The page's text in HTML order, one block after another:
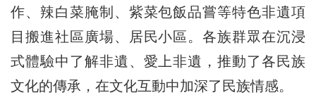
作、辣白菜腌制、紫菜包飯品嘗等特色非遺項
目搬進社區廣場、居民小區。各族群眾在沉浸
式體驗中了解非遺、愛上非遺，推動了各民族
文化的傳承，在文化互動中加深了民族情感。